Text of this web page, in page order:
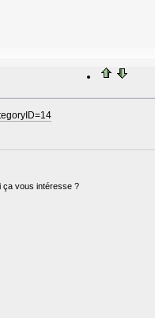
ça vous intéresse ?